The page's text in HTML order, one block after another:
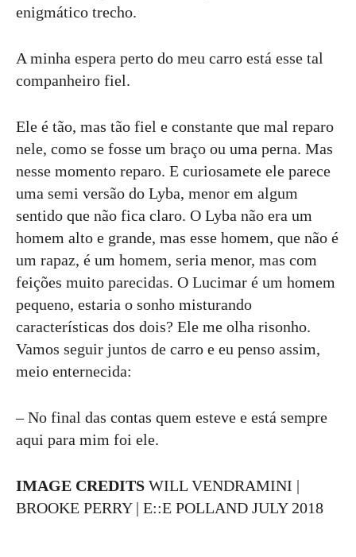
enigmático trecho.
A minha espera perto do meu carro está esse tal
companheiro fiel.
Ele é tão, mas tão fiel e constante que mal reparo
nele, como se fosse um braço ou uma perna. Mas
nesse momento reparo. E curiosamete ele parece
uma semi versão do Lyba, menor em algum
sentido que não fica claro. O Lyba não era um
homem alto e grande, mas esse homem, que não é
um rapaz, é um homem, seria menor, mas com
feições muito parecidas. O Lucimar é um homem
pequeno, estaria o sonho misturando
características dos dois? Ele me olha risonho.
Vamos seguir juntos de carro e eu penso assim,
meio enternecida:
– No final das contas quem esteve e está sempre
aqui para mim foi ele.
IMAGE CREDITS WILL VENDRAMINI |
BROOKE PERRY | E::E POLLAND JULY 2018